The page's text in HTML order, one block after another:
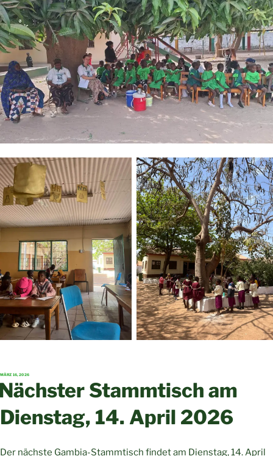
VERÖFFENTLICHT
MÄRZ 16, 2026
Stammtisch am
Dienstag, 14. April 2026
Der nächste Gambia-Stammtisch findet am Dienstag, 14. April